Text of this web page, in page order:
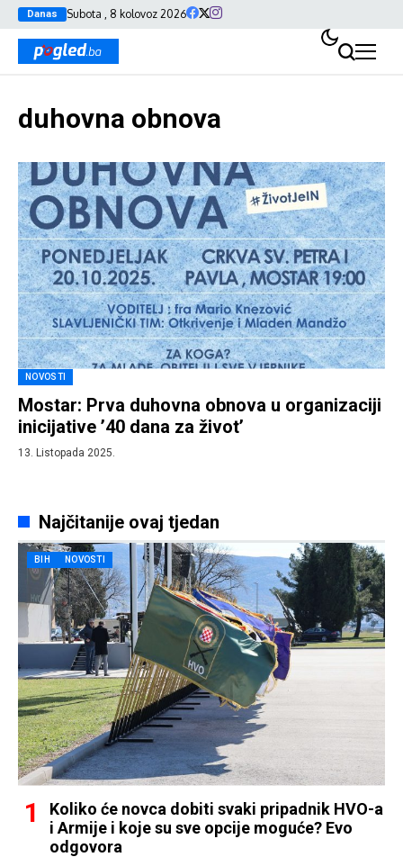
Danas Subota , 8 kolovoz 2026
duhovna obnova
NOVOSTI
Mostar: Prva duhovna obnova u organizaciji
inicijative ’40 dana za život’
13. Listopada 2025.
Najčitanije ovaj tjedan
BIH NOVOSTI
Koliko će novca dobiti svaki pripadnik HVO-a
i Armije i koje su sve opcije moguće? Evo
odgovora